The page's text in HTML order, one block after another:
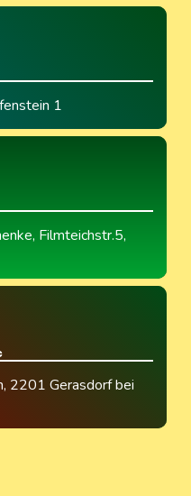
1
, Filmteichstr.5,
, 2201 Gerasdorf bei